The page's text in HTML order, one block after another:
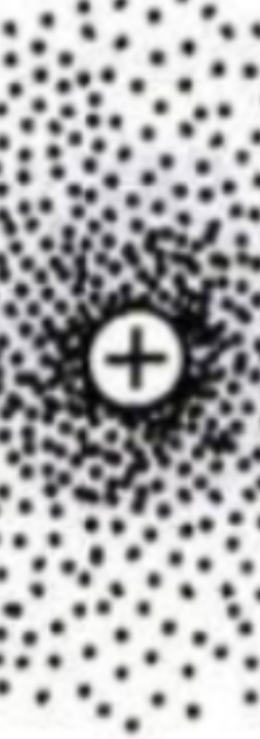
Recentemente, uma pesquisa
publicada na revista Nature
identificou, singularmente, uma
caverna no satélite natural terrestre
[1]....